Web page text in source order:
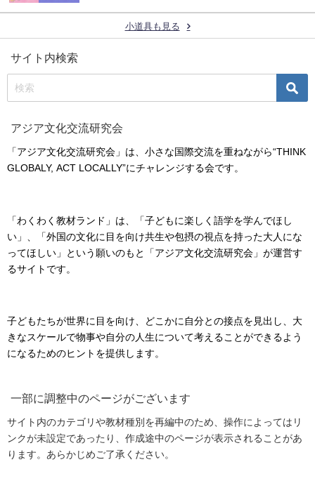
小道具も見る
サイト内検索
アジア文化交流研究会
「アジア文化交流研究会」は、小さな国際交流を重ねながら“THINK
GLOBALY, ACT LOCALLY”にチャレンジする会です。
「わくわく教材ランド」は、「子どもに楽しく語学を学んでほし
い」、「外国の文化に目を向け共生や包摂の視点を持った大人にな
ってほしい」という願いのもと「アジア文化交流研究会」が運営す
るサイトです。
子どもたちが世界に目を向け、どこかに自分との接点を見出し、大
きなスケールで物事や自分の人生について考えることができるよう
になるためのヒントを提供します。
一部に調整中のページがございます
サイト内のカテゴリや教材種別を再編中のため、操作によってはリ
ンクが未設定であったり、作成途中のページが表示されることがあ
ります。あらかじめご了承ください。